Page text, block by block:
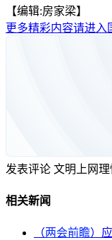
【编辑:房家梁】
更多精彩内容请进入
发表评论 文明上网
相关新闻
（两会前瞻）